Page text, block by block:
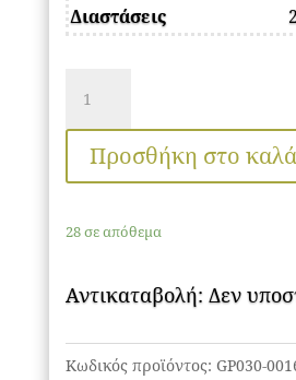
Διαστάσεις
οροφής
Zufash
Megapap
μεταλλικό
χρώμα
25x25x60εκ.
Προσθήκη στο
28 σε απόθεμα
Αντικαταβολή: Δεν
Κωδικός προϊόντος: GP030-